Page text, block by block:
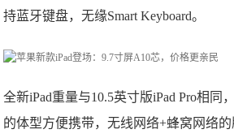
持蓝牙键盘，无缘Smart Keyboard。
全新iPad重量与10.5英寸版iPad Pro相同
的体型方便携带，无线网络+蜂窝网络的